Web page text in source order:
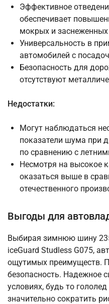
Эффективное
обеспечивает
мокрых и заснеженных
Универсальность в
автомобилей с
Безопасность для
отсутствуют
Недостатки:
Могут наблюдаться
показатели шума при
по сравнению с
Несмотря на высокое
оказаться выше в
отечественного
Выгоды для
Выбирая зимнюю шину
iceGuard Studless G075,
ощутимых преимуществ.
безопасность. Надежное
условиях, будь то
значительно сократить